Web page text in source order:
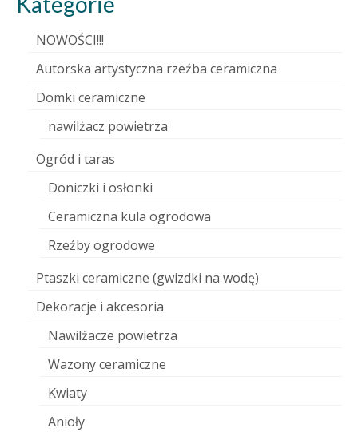
NOWOŚCI!!!
Autorska artystyczna rzeźba ceramiczna
Domki ceramiczne
nawilżacz powietrza
Ogród i taras
Doniczki i osłonki
Ceramiczna kula ogrodowa
Rzeźby ogrodowe
Ptaszki ceramiczne (gwizdki na wodę)
Dekoracje i akcesoria
Nawilżacze powietrza
Wazony ceramiczne
Kwiaty
Anioły